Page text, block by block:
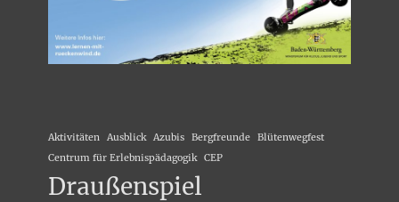
Aktivitäten Ausblick Azubis Bergfreunde
Blütenwegfest
Centrum für Erlebnispädagogik
CEP
Draußenspiel